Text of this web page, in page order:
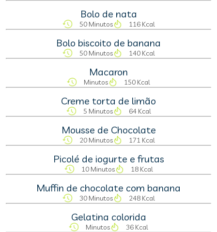
Bolo de nata
50 Minutos 116 Kcal
Bolo biscoito de banana
50 Minutos 140 Kcal
Macaron
Minutos 150 Kcal
Creme torta de limão
5 Minutos 64 Kcal
Mousse de Chocolate
20 Minutos 171 Kcal
Picolé de iogurte e frutas
10 Minutos 18 Kcal
Muffin de chocolate com banana
30 Minutos 248 Kcal
Gelatina colorida
Minutos 36 Kcal